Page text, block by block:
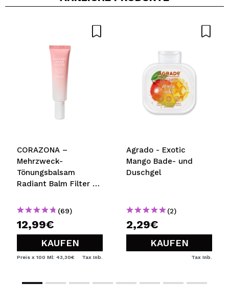
Würden Sie diesen Kauf empfehlen?
CORAZONA –
Mehrzweck-
Tönungsbalsam
Radiant Balm Filter –
(69)
12,99€
KAUFEN
Preis x 100 Ml: 43,30€ Tax Inb.
Agrado - Exotic
Mango Bade- und
Duschgel
(2)
2,29€
KAUFEN
Tax Inb.